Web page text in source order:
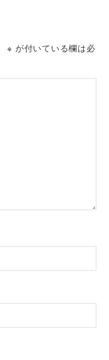
※ が付いている欄は必